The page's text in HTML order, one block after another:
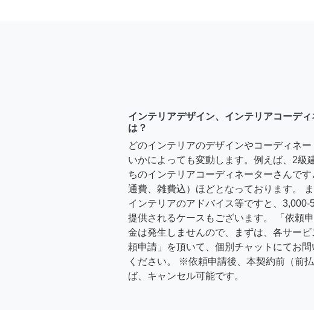
インテリアデザイン、インテリアコーデ
は？
どのインテリアのデザインやコーディネ
いかによっても変動します。例えば、2級
ちのインテリアコーディネーターさんで
通費、雑費込）ほどとなっております。
インテリアのアドバイス等ですと、3,000-
提供されるケースもございます。 「依頼
金は発生しませんので、まずは、各サー
頼申請」を頂いて、個別チャットにてお
ください。 ※依頼申請後、本契約前（前
ば、キャンセル可能です。